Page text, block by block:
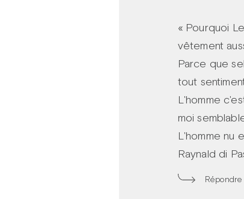
« Pourquoi
vêtement
Parce que
tout
L'homme
moi
L'homme nu
Raynald di
Répondre